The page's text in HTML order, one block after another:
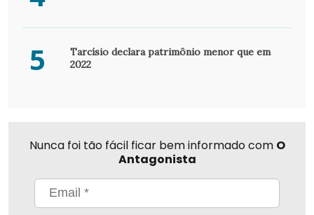
5
Tarcísio declara patrimônio menor que em
2022
Nunca foi tão fácil ficar bem informado com O
Antagonista